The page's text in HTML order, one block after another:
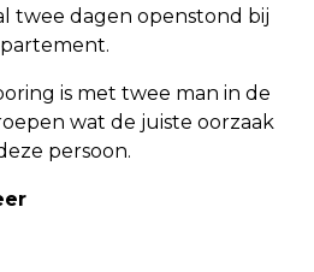
twee dagen openstond bij
is met twee man in de
wat de juiste oorzaak
persoon.